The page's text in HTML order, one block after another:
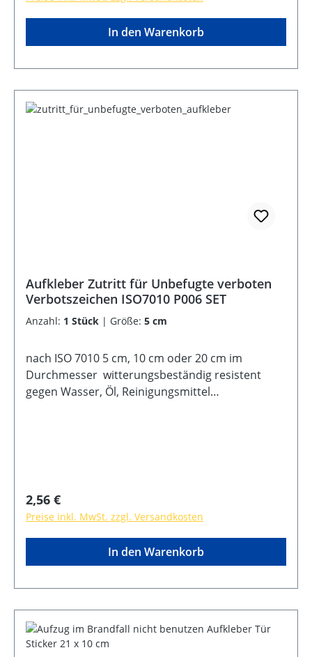
In den Warenkorb
Aufkleber Zutritt für Unbefugte verboten
Verbotszeichen ISO7010 P006 SET
Anzahl: 1 Stück | Größe: 5 cm
nach ISO 7010 5 cm, 10 cm oder 20 cm im
Durchmesser witterungsbeständig resistent
gegen Wasser, Öl, Reinigungsmittel
Regulärer Preis:
2,56 €
Preise inkl. MwSt. zzgl. Versandkosten
In den Warenkorb